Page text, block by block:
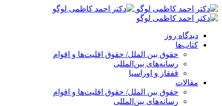
پرش
به
دیدگاه روز
کتاب‌ها
حقوق بین الملل/ حقوق اقلیت‌ها و اقوام
رسانه‌های بین‌المللی
قفقاز و اوراسیا
مقالات
حقوق بین الملل/ حقوق اقلیت‌ها و اقوام
رسانه‌های بین‌المللی